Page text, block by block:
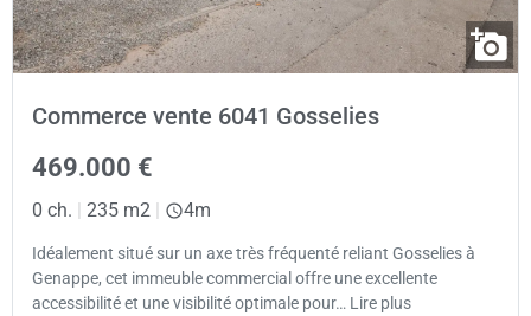
Commerce vente 6041 Gosselies
469.000 €
0 ch. | 235 m2 | 4m
Idéalement situé sur un axe très fréquenté reliant Gosselies à
Genappe, cet immeuble commercial offre une excellente
accessibilité et une visibilité optimale pour… Lire plus